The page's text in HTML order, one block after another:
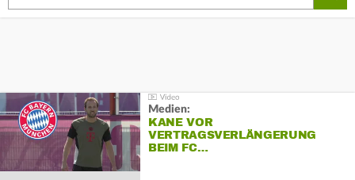
Medien:
KANE VOR
VERTRAGSVERLÄNGERUNG
BEIM FC…